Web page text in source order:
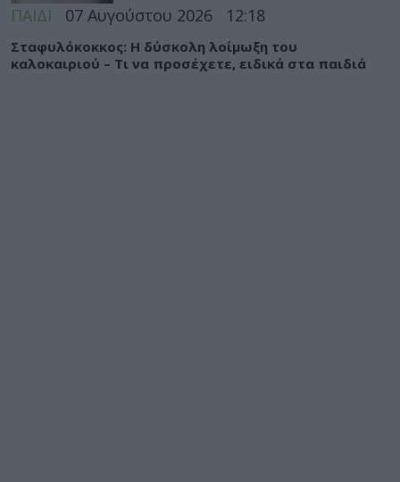
ΠΑΙΔΙ 07 Αυγούστου 2026 12:18
Σταφυλόκοκκος: Η δύσκολη λοίμωξη του
καλοκαιριού – Τι να προσέχετε, ειδικά στα παιδιά